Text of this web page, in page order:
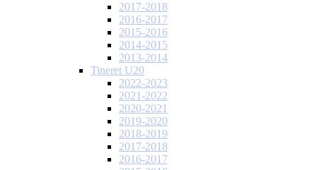
2017-2018
2016-2017
2015-2016
2014-2015
2013-2014
Tineret U20
2022-2023
2021-2022
2020-2021
2019-2020
2018-2019
2017-2018
2016-2017